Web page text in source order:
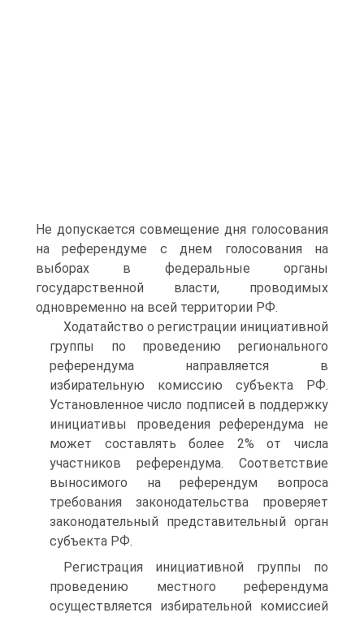
Не допускается совмещение дня голосования
на референдуме с днем голосования на
выборах в федеральные органы
государственной власти, проводимых
одновременно на всей территории РФ.
Ходатайство о регистрации инициативной
группы по проведению регионального
референдума направляется в
избирательную комиссию субъекта РФ.
Установленное число подписей в поддержку
инициативы проведения референдума не
может составлять более 2% от числа
участников референдума. Соответствие
выносимого на референдум вопроса
требования законодательства проверяет
законодательный представительный орган
субъекта РФ.
Регистрация инициативной группы по
проведению местного референдума
осуществляется избирательной комиссией